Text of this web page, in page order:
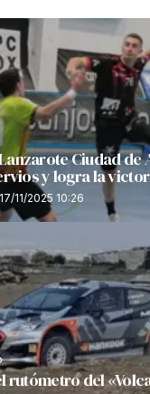
Ciudad de
y logra la
17/11/2025 10:26
rutómetro del